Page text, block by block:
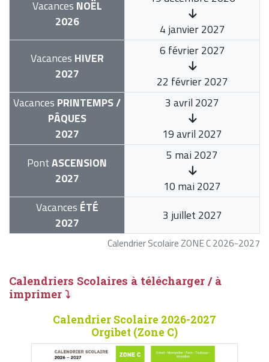
Calendrier Scolaire ZONE C 2026-2027
Vacances NOËL
2026
4 janvier 2027
Vacances HIVER
2027
6 février 2027
22 février 2027
Vacances PRINTEMPS /
PÂQUES
2027
3 avril 2027
19 avril 2027
PontASCENSION
2027
5 mai 2027
10 mai 2027
Vacances ÉTÉ
2027
3 juillet 2027
Calendriers Scolaires à télécharger / à
imprimer ⤵
Calendrier Scolaire 2026-2027
Orgibet (Zone C)